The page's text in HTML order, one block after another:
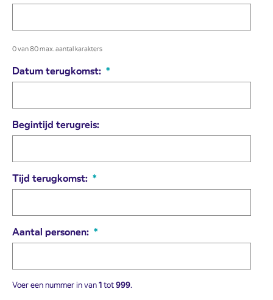
0 van 80 max. aantal karakters
Datum terugkomst: *
Begintijd terugreis:
Tijd terugkomst: *
Aantal personen: *
Voer een nummer in van1tot999.